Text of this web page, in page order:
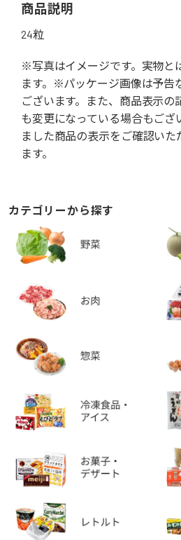
商品説明
24粒
※写真はイメージです。実物と
ます。※パッケージ画像は予告
ございます。また、商品表示の
も変更になっている場合もござ
ました商品の表示をご確認い
ます。
カテゴリーから探す